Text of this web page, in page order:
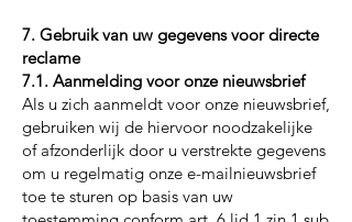
7. Gebruik van uw gegevens voor directe
reclame
7.1. Aanmelding voor onze nieuwsbrief
Als u zich aanmeldt voor onze nieuwsbrief,
gebruiken wij de hiervoor noodzakelijke
of afzonderlijk door u verstrekte gegevens
om u regelmatig onze e-mailnieuwsbrief
toe te sturen op basis van uw